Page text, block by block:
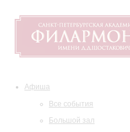
Афиша
Все события
Большой зал